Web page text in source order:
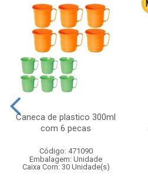
Caneca de plastico 300ml
com 6 pecas
Código: 471090
Embalagem: Unidade
Caixa Com: 30 Unidade(s)